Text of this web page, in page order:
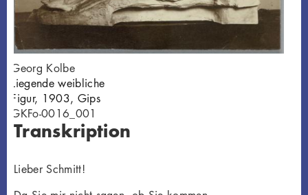
Georg Kolbe
Liegende weibliche
Figur, 1903, Gips
GKFo-0016_001
Transkription
Lieber Schmitt!